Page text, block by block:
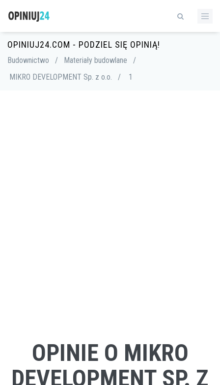
OPINIUJ24.COM - PODZIEL SIĘ OPINIĄ!
Budownictwo / Materiały budowlane
/
MIKRO DEVELOPMENT Sp. z o.o.
/ 1
OPINIE O MIKRO
DEVELOPMENT SP. Z